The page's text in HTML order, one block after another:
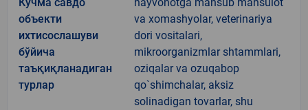
объекти
ихтисослашуви
бўйича
таъқиқланадиган
турлар
va xomashyolar, veterinariya
dori vositalari,
mikroorganizmlar shtammlari,
oziqalar va ozuqabop
qo`shimchalar, aksiz
solinadigan tovarlar, shu